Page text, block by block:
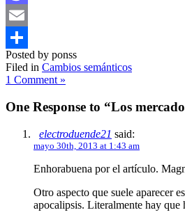
Mastodon
Email
Compartir
Posted by ponss
Filed in Cambios semánticos
1 Comment »
One Response to “Los
electroduende21 said:
mayo 30th, 2013 at 1:43 am
Enhorabuena por el artículo.
Otro aspecto que suele aparecer
apocalipsis. Literalmente hay que